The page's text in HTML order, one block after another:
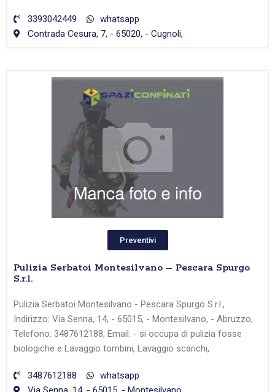
3393042449
whatsapp
Contrada Cesura, 7, - 65020, - Cugnoli,
Preventivi
Pulizia Serbatoi Montesilvano – Pescara Spurgo
S.r.l.
Pulizia Serbatoi Montesilvano - Pescara Spurgo S.r.l.,
Indirizzo: Via Senna, 14, - 65015, - Montesilvano, - Abruzzo,
Telefono: 3487612188, Email: - si occupa di pulizia fosse
biologiche e Lavaggio tombini, Lavaggio scarichi,
3487612188
whatsapp